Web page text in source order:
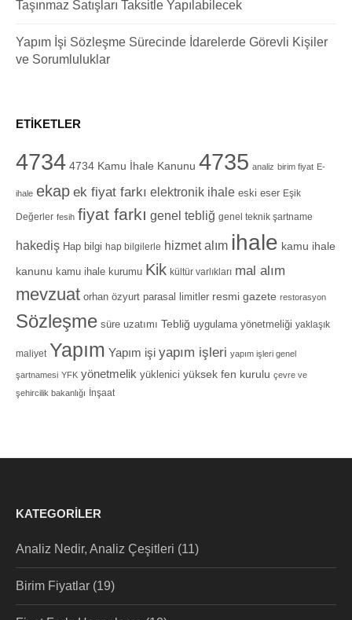
Taşınmaz Satışları Taksitle Yapılabilecek
Yapım İşi Sözleşme Sürecinde İdarelerde Görevli Kişiler
ve Sorumluluklar
ETIKETLER
4734 4734 Kamu İhale Kanunu 4735 analiz birim fiyat E-
ihale ekap ek fiyat farkı elektronik ihale eski eser Eşik
Değerler fesih fiyat farkı genel tebliğ genel teknik şartname
hakediş Hap bilgi hap bilgilerle hizmet alım ihale kamu ihale
kanunu kamu ihale kurumu Kik kültür varlıkları mal alım
mevzuat orhan özyurt parasal limitler resmi gazete restorasyon
Sözleşme süre uzatımı Tebliğ uygulama yönetmeliği yaklaşık
maliyet Yapım Yapım işi yapım işleri yapım işleri genel
şartnamesi YFK yönetmelik yüklenici yüksek fen kurulu çevre ve
şehircilik bakanlığı İnşaat
KATEGORILER
Analiz Nedir, Analiz Çeşitleri (11)
Birim Fiyatlar (19)